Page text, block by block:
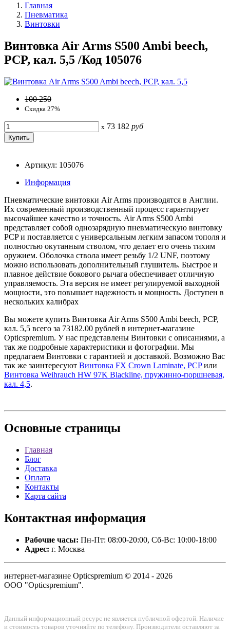
Главная
Пневматика
Винтовки
Винтовка Air Arms S500 Ambi beech,
PCP, кал. 5,5 /Код 105076
100 250
Скидка 27%
x 73 182 руб
Артикул: 105076
Информация
Пневматические винтовки Air Arms производятся в Англии.
Их современный производственный процесс гарантирует
высочайшее качество и точность. Air Arms S500 Ambi
представляет собой однозарядную пневматическую винтовку
PCP и поставляется с универсальным легким запасом тополя и
полностью окутанным стволом, что делает его очень тихим
оружием. Оболочка ствола имеет резьбу 1/2 UNF, поэтому
можно использовать дополнительный глушитель. Быстрое и
плавное действие бокового рычага обеспечивает отличную
управляемость. Эта версия не имеет регулируемой выходной
мощности, это повышает надежность и мощность. Доступен в
нескольких калибрах
Вы можете купить Винтовка Air Arms S500 Ambi beech, PCP,
кал. 5,5 всего за 73182.00 рублей в интернет-магазине
Opticspremium. У нас представлены Винтовки с описаниями, а
так же подробные характеристики и фотографии. Мы
предлагаем Винтовки с гарантией и доставкой. Возможно Вас
так же заинтересуют Винтовка FX Crown Laminate, PCPили
Винтовка Weihrauch HW 97K Blackline, пружинно-поршневая,
кал. 4,5.
Основные страницы
Главная
Блог
Доставка
Оплата
Контакты
Карта сайта
Контактная информация
Рабочие часы: Пн-Пт: 08:00-20:00, Сб-Вс: 10:00-18:00
Адрес: г. Москва
интернет-магазине Opticspremium © 2014 - 2026
ООО "Opticspremium".
Данный информационный ресурс не является публичной офертой. Наличие
и стоимость товаров уточняйте по телефону. Производители оставляют за